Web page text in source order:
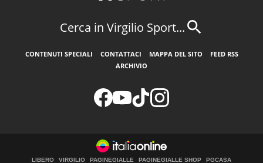
Cerca in Virgilio Sport...
CONTENUTI SPECIALI CONTATTACI MAPPA DEL SITO
FEED RSS
ARCHIVIO
LIBERO VIRGILIO PAGINEGIALLE PAGINEGIALLE SHOP PGCASA